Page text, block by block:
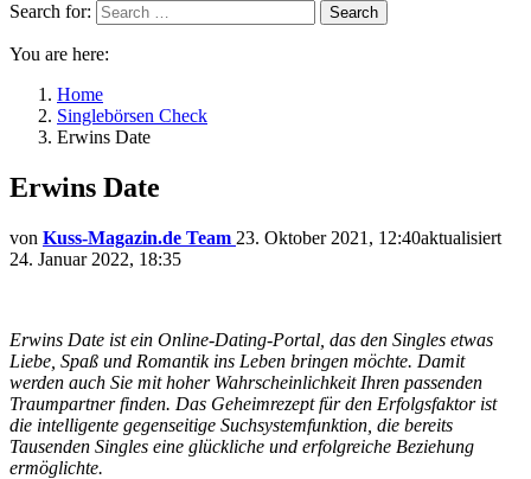
Search for:
Search
You are here:
Home
Singlebörsen Check
Erwins Date
Erwins Date
von Kuss-Magazin.de Team 23. Oktober 2021, 12:40aktualisiert
24. Januar 2022, 18:35
Erwins Date ist ein Online-Dating-Portal, das den Singles etwas
Liebe, Spaß und Romantik ins Leben bringen möchte. Damit
werden auch Sie mit hoher Wahrscheinlichkeit Ihren passenden
Traumpartner finden. Das Geheimrezept für den Erfolgsfaktor ist
die intelligente gegenseitige Suchsystemfunktion, die bereits
Tausenden Singles eine glückliche und erfolgreiche Beziehung
ermöglichte.